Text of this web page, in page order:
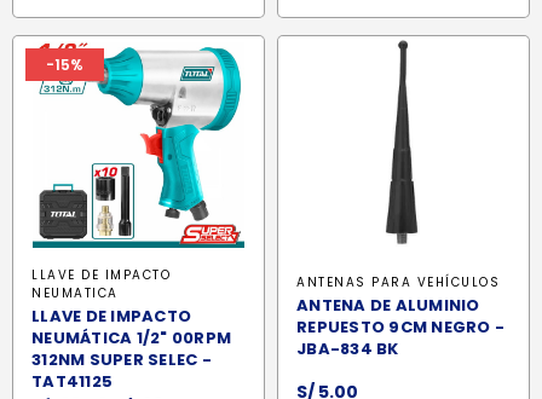
-15%
LLAVE DE IMPACTO
NEUMATICA
LLAVE DE IMPACTO
NEUMÁTICA 1/2" 00RPM
312NM SUPER SELEC -
TAT41125
ANTENAS PARA VEHÍCULOS
ANTENA DE ALUMINIO
REPUESTO 9CM NEGRO -
JBA-834 BK
S/ 5.00